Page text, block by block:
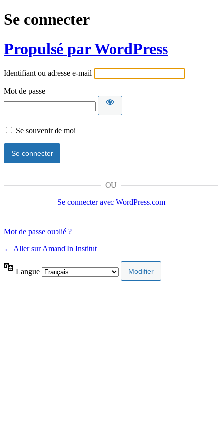
Se connecter
Propulsé par WordPress
Identifiant ou adresse e-mail
Mot de passe
Se souvenir de moi
OU
Se connecter avec WordPress.com
Mot de passe oublié ?
← Aller sur Amand'In Institut
Langue